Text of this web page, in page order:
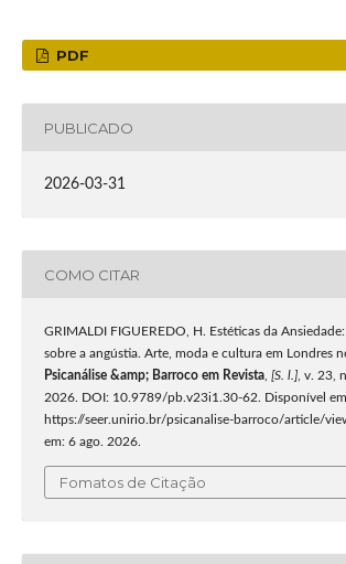
PDF
PUBLICADO
2026-03-31
COMO CITAR
GRIMALDI FIGUEREDO, H. Estéticas da
sobre a angústia. Arte, moda e cultura em Londres
Psicanálise &amp; Barroco em Revista [S. l.] , v. 23,
2026. DOI: 10.9789/pb.v23i1.30-62. Disponível
https://seer.unirio.br/psicanalise-barroco/article/
em: 6 ago. 2026.
Fomatos de Citação